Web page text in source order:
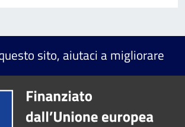
sito, aiutaci a migliorare